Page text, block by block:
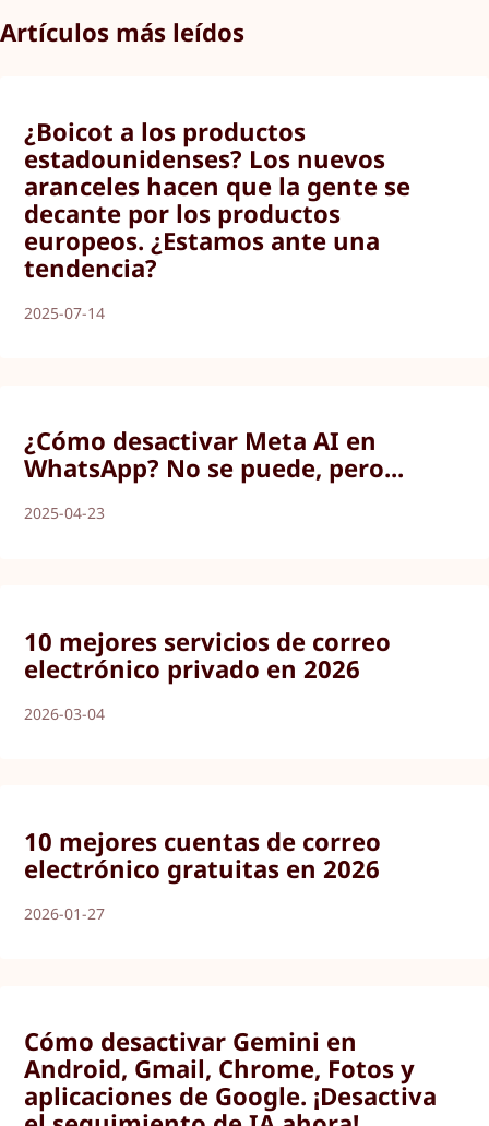
Artículos más leídos
¿Boicot a los productos
estadounidenses? Los nuevos
aranceles hacen que la gente se
decante por los productos
europeos. ¿Estamos ante una
tendencia?
2025-07-14
¿Cómo desactivar Meta AI en
WhatsApp? No se puede, pero...
2025-04-23
10 mejores servicios de correo
electrónico privado en 2026
2026-03-04
10 mejores cuentas de correo
electrónico gratuitas en 2026
2026-01-27
Cómo desactivar Gemini en
Android, Gmail, Chrome, Fotos y
aplicaciones de Google. ¡Desactiva